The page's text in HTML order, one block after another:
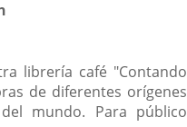
librería café "Contando
de diferentes orígenes
mundo. Para público